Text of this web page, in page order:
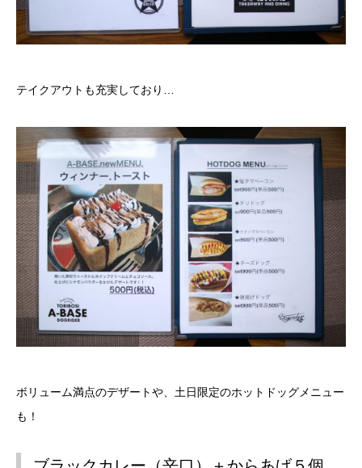
テイクアウトも充実しており…
ボリューム満点のデザートや、土日限定のホットドッグメニュー
も！